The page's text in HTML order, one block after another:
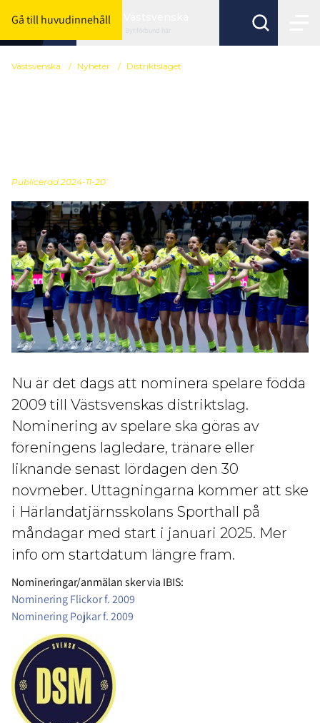
Gå till huvudinnehåll
Byt förbund här
Västsvenska / Nyheter / Distriktslaget
Publicerad 2024-11-20
Nu är det dags att nominera spelare födda
2009 till Västsvenskas distriktslag.
Nominering av spelare ska göras av
föreningens lagledare, tränare eller
liknande senast lördagen den 30
novmeber. Uttagningarna kommer att ske
i Härlandatjärnsskolans Sporthall på
måndagar med start i januari 2025. Mer
info om startdatum längre fram.
Nomineringar/anmälan sker via IBIS:
Nominering Flickor f. 2009
Nominering Pojkar f. 2009